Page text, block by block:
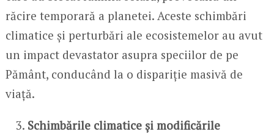
răcire temporară a planetei. Aceste schimbări
climatice și perturbări ale ecosistemelor au avut
un impact devastator asupra speciilor de pe
Pământ, conducând la o dispariție masivă de
viață.
Schimbările climatice și modificările